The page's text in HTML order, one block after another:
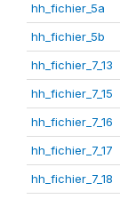
hh_fichier_5a
hh_fichier_5b
hh_fichier_7_13
hh_fichier_7_15
hh_fichier_7_16
hh_fichier_7_17
hh_fichier_7_18